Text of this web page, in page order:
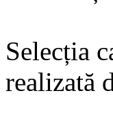
Selecția
realizată